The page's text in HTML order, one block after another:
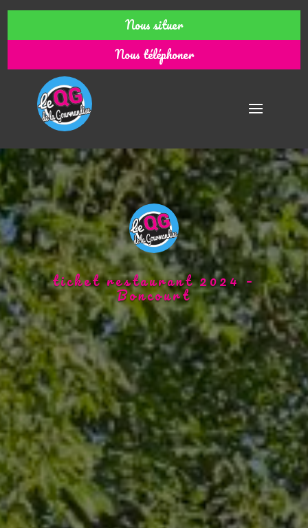
Nous situer
Nous téléphoner
ticket restaurant 2024 –
Boncourt